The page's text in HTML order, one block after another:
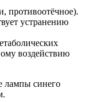
противоотёчное).
устранению
воздействию
лампы синего